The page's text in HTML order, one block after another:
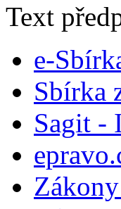
Text
e-
Sbírka
Sagit -